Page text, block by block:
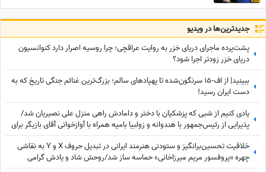
جدید‌ترین‌ها در ویدیو
پشت‌پرده ماجرای دریای خزر به روایت عراقچی؛ چرا روسیه اصرار دارد کنوانسیون
دریای خزر زودتر اجرا شود؟
ببینید| از اف-15 سرنگون‌شده تا پهپادهای سالم؛ بزرگ‌ترین غنائم جنگی تاریخ که به
دست ایران رسید!
یادی کنیم از شبی که پزشکیان با دختر و دامادش راهی منزل علی نصیریان شد/
پذیرایی از رئیس‌جمهور با هندوانه و زولبیا بامیه همراه با آوازخوانی آقای بازیگر برای
دکتر پزشکیان+ویدیو
خلاقیت تحسین‌برانگیز و ستودنی هنرمند ایرانی در تبدیل حروف X و Y به نقاشی
چهره «پروفسور مریم میرزاخانی» حماسه ساز شد/روحش شاد و یادش گرامی